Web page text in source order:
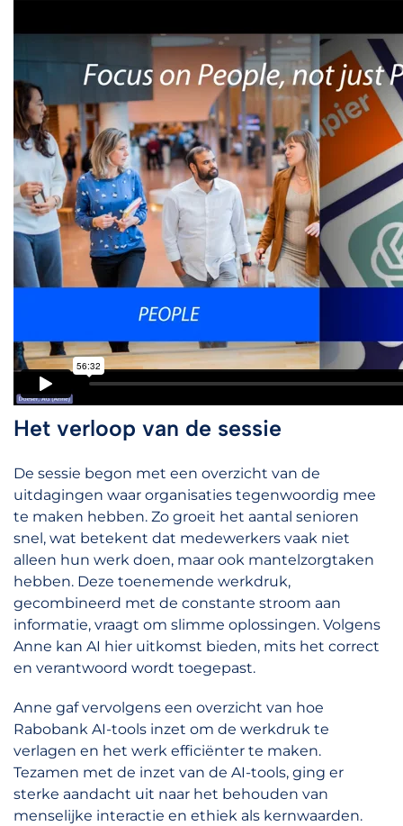
Het verloop van de sessie
De sessie begon met een overzicht van de
uitdagingen waar organisaties tegenwoordig mee
te maken hebben. Zo groeit het aantal senioren
snel, wat betekent dat medewerkers vaak niet
alleen hun werk doen, maar ook mantelzorgtaken
hebben. Deze toenemende werkdruk,
gecombineerd met de constante stroom aan
informatie, vraagt ​​om slimme oplossingen. Volgens
Anne kan AI hier uitkomst bieden, mits het correct
en verantwoord wordt toegepast.
Anne gaf vervolgens een overzicht van hoe
Rabobank AI-tools inzet om de werkdruk te
verlagen en het werk efficiënter te maken.
Tezamen met de inzet van de AI-tools, ging er
sterke aandacht uit naar het behouden van
menselijke interactie en ethiek als kernwaarden.